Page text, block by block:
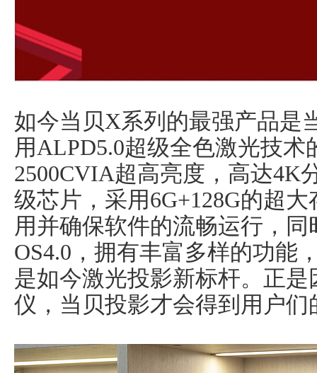
如今当贝X系列的最强产品是
用ALPD5.0超级全色激光技
2500CVIA超高亮度，高达4K
级芯片，采用6G+128G的超
用并确保软件的流畅运行，
OS4.0，拥有丰富多样的功能
是如今激光投影新标杆。正
仪，当贝投影才会得到用户们